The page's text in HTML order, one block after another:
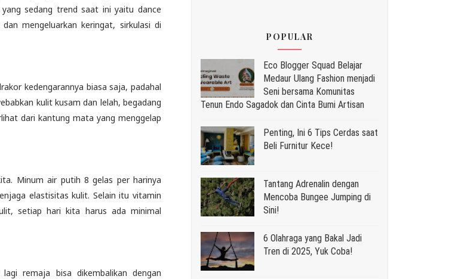
sedang trend saat ini yaitu dance
mengeluarkan keringat, sirkulasi di
kedengarannya biasa saja, padahal
kulit kusam dan lelah, begadang
dari kantung mata yang menggelap
Minum air putih 8 gelas per harinya
elastisitas kulit. Selain itu vitamin
setiap hari kita harus ada minimal
remaja bisa dikembalikan dengan
POPULAR
Eco Blogger Squad Belajar
Medaur Ulang Fashion menjadi
Seni bersama Komunitas
Tenun Endo Sagadok dan Cinta Bumi Artisan
Penting, Ini 6 Tips Cerdas saat
Beli Furnitur Kece!
Tantang Adrenalin dengan
Mencoba Bungee Jumping di
Sini!
6 Olahraga yang Bakal Jadi
Tren di 2025, Yuk Coba!